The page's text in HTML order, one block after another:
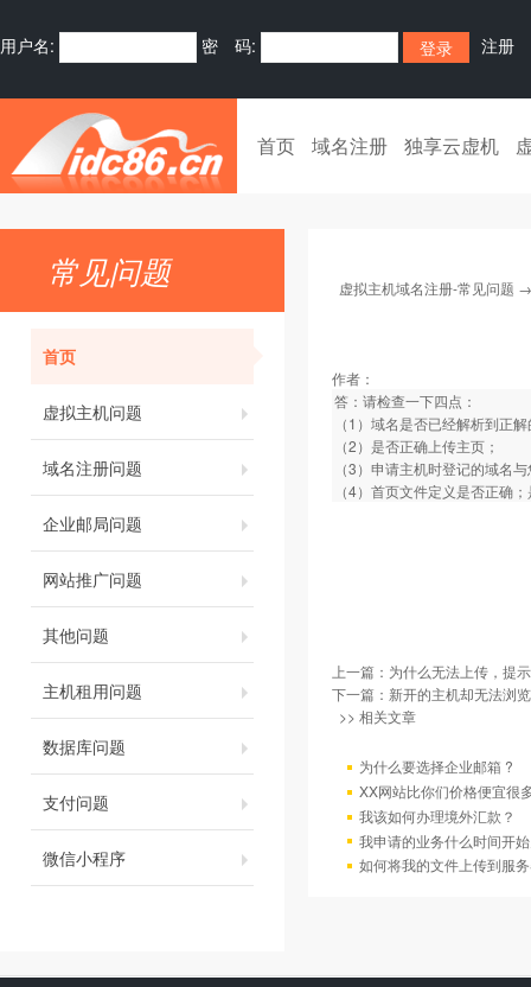
用户名: 密 码: 注册
首页 域名注册 独享云虚机
常见问题
首页
虚拟主机问题
域名注册问题
企业邮局问题
网站推广问题
其他问题
主机租用问题
数据库问题
支付问题
微信小程序
虚拟主机域名注册-常见问题
作者：
答：请检查一下四点：
（1）域名是否已经解析到正
（2）是否正确上传主页；
（3）申请主机时登记的域名
（4）首页文件定义是否正确
上一篇： 为什么无法上传，提
下一篇： 新开的主机却无法浏
>> 相关文章
为什么要选择企业邮箱 ?
XX网站比你们价格便宜很
我该如何办理境外汇款？
我申请的业务什么时间开
如何将我的文件上传到服